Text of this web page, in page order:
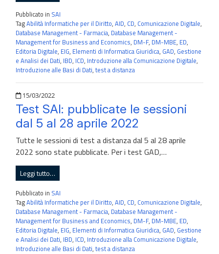
Pubblicato in SAI
TagAbilità Informatiche per il Diritto, AID, CD, Comunicazione Digitale,
Database Management - Farmacia, Database Management -
Management for Business and Economics, DM-F, DM-MBE, ED,
Editoria Digitale, EIG, Elementi di Informatica Giuridica, GAD, Gestione
e Analisi dei Dati, IBD, ICD, Introduzione alla Comunicazione Digitale,
Introduzione alle Basi di Dati, test a distanza
Pubblicato il
15/03/2022
Test SAI: pubblicate le sessioni
dal 5 al 28 aprile 2022
Tutte le sessioni di test a distanza dal 5 al 28 aprile
2022 sono state pubblicate. Per i test GAD,…
Leggi tutto…
Pubblicato in SAI
TagAbilità Informatiche per il Diritto, AID, CD, Comunicazione Digitale,
Database Management - Farmacia, Database Management -
Management for Business and Economics, DM-F, DM-MBE, ED,
Editoria Digitale, EIG, Elementi di Informatica Giuridica, GAD, Gestione
e Analisi dei Dati, IBD, ICD, Introduzione alla Comunicazione Digitale,
Introduzione alle Basi di Dati, test a distanza